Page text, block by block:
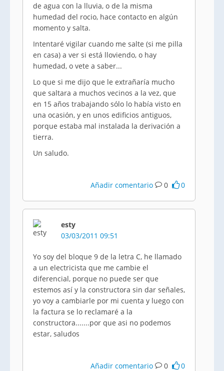
de agua con la lluvia, o de la misma
humedad del rocio, hace contacto en algún
momento y salta.
Intentaré vigilar cuando me salte (si me pilla
en casa) a ver si está lloviendo, o hay
humedad, o vete a saber...
Lo que si me dijo que le extrañaría mucho
que saltara a muchos vecinos a la vez, que
en 15 años trabajando sólo lo había visto en
una ocasión, y en unos edificios antiguos,
porque estaba mal instalada la derivación a
tierra.
Un saludo.
Añadir comentario 0 0
esty
03/03/2011 09:51
Yo soy del bloque 9 de la letra C, he llamado
a un electricista que me cambie el
diferencial, porque no puede ser que
estemos así y la constructora sin dar señales,
yo voy a cambiarle por mi cuenta y luego con
la factura se lo reclamaré a la
constructora.......por que asi no podemos
estar, saludos
Añadir comentario 0 0